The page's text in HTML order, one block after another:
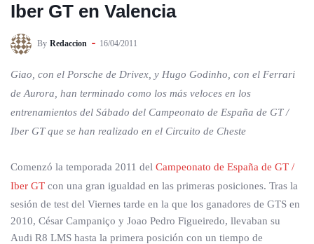
Iber GT en Valencia
By Redaccion 16/04/2011
Giao, con el Porsche de Drivex, y Hugo Godinho, con el Ferrari
de Aurora, han terminado como los más veloces en los
entrenamientos del Sábado del Campeonato de España de GT /
Iber GT que se han realizado en el Circuito de Cheste
Comenzó la temporada 2011 del Campeonato de España de GT /
Iber GT con una gran igualdad en las primeras posiciones. Tras la
sesión de test del Viernes tarde en la que los ganadores de GTS en
2010, César Campaniço y Joao Pedro Figueiredo, llevaban su
Audi R8 LMS hasta la primera posición con un tiempo de